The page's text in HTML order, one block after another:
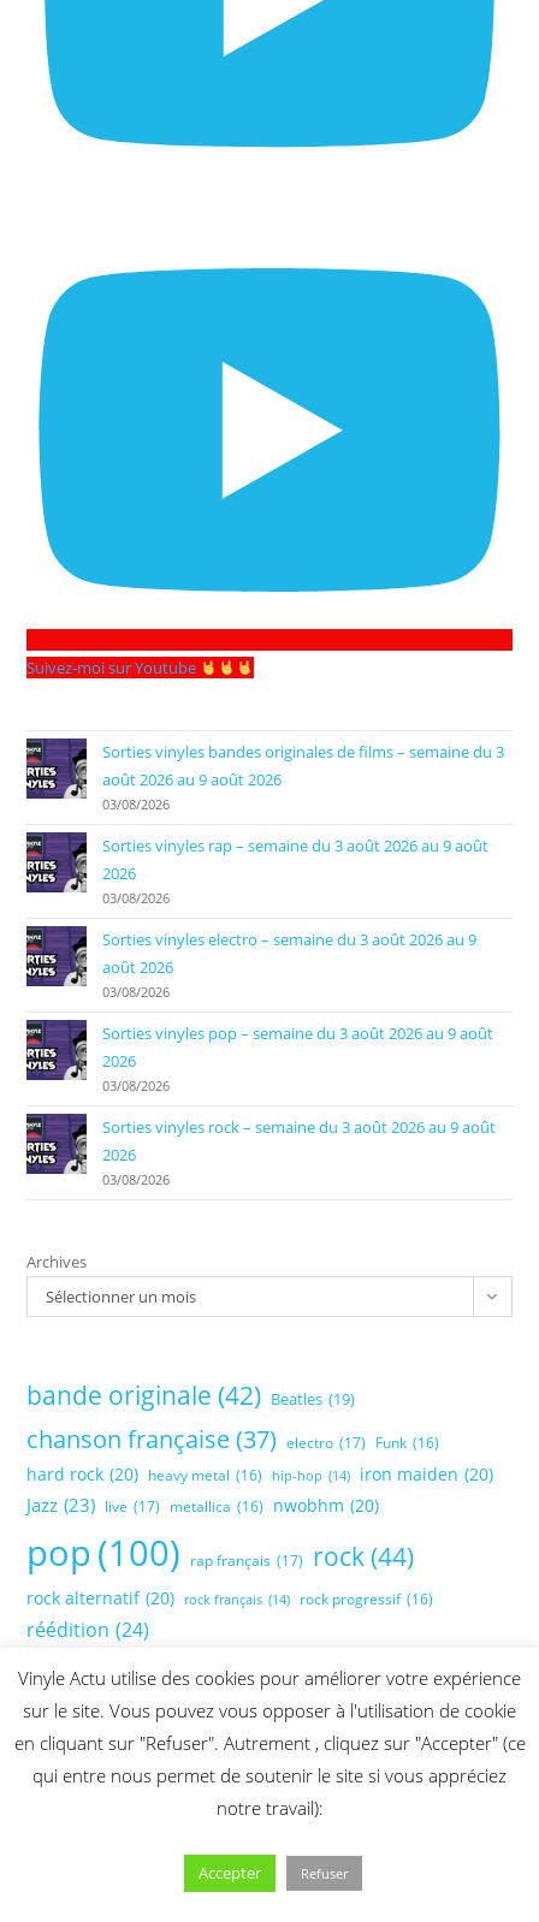
Suivez-moi sur Youtube
Sorties vinyles bandes originales de films – semaine du 3
août 2026 au 9 août 2026
03/08/2026
Sorties vinyles rap – semaine du 3 août 2026 au 9 août
2026
03/08/2026
Sorties vinyles electro – semaine du 3 août 2026 au 9
août 2026
03/08/2026
Sorties vinyles pop – semaine du 3 août 2026 au 9 août
2026
03/08/2026
Sorties vinyles rock – semaine du 3 août 2026 au 9 août
2026
03/08/2026
Archives
Sélectionner un mois
bande originale (42) Beatles (19)
chanson française (37) electro (17) Funk (16)
hard rock (20) heavy metal (16) hip-hop (14) iron maiden (20)
Jazz (23) live (17) metallica (16) nwobhm (20)
pop(100) rap français (17) rock(44)
rock alternatif (20) rock français (14) rock progressif (16)
réédition (24)
Vinyle Actu utilise des cookies pour améliorer votre expérience
sur le site. Vous pouvez vous opposer à l'utilisation de cookie
en cliquant sur "Refuser". Autrement , cliquez sur "Accepter" (ce
qui entre nous permet de soutenir le site si vous appréciez
notre travail):
Accepter Refuser